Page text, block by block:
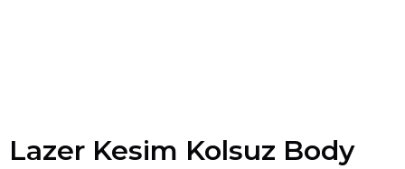
Lazer Kesim Kolsuz Body